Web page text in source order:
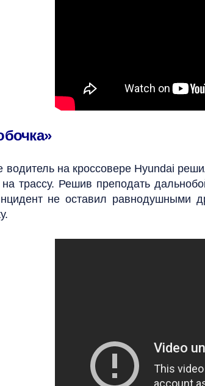
водитель на кроссовере Hyundai
на трассу. Решив преподать
не оставил равнодушными